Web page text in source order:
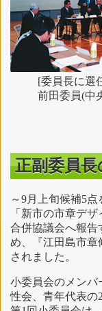
[委員長に選
前田委員(中
正副委員長
～9月上旬候補5
「新市の市章デ
合併協議会へ報告
め、『江田島市章
されました。
小委員会のメンバ
性会、青年代表の